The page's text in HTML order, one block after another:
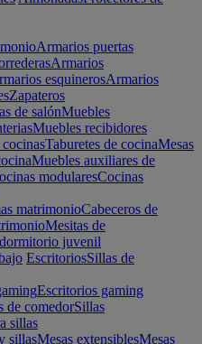
Armarios puertas
Armarios
esquinerosArmarios
Zapateros
de salónMuebles
Muebles recibidores
Taburetes de cocinaMesas
Muebles auxiliares de
modularesCocinas
matrimonioCabeceros de
Mesitas de
juvenil
EscritoriosSillas de
Escritorios gaming
de comedorSillas
sillas
sillasMesas extensiblesMesas